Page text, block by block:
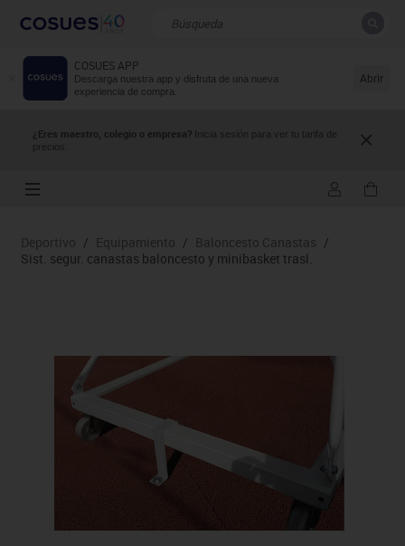
COSUES APP
Descarga nuestra app y disfruta de una nueva
experiencia de compra.
Abrir
¿Eres maestro, colegio o empresa? Inicia sesión para ver tu tarifa de
precios.
Resultados de la búsqueda
Deportivo / Equipamiento / Baloncesto Canastas /
Sist. segur. canastas baloncesto y minibasket trasl.